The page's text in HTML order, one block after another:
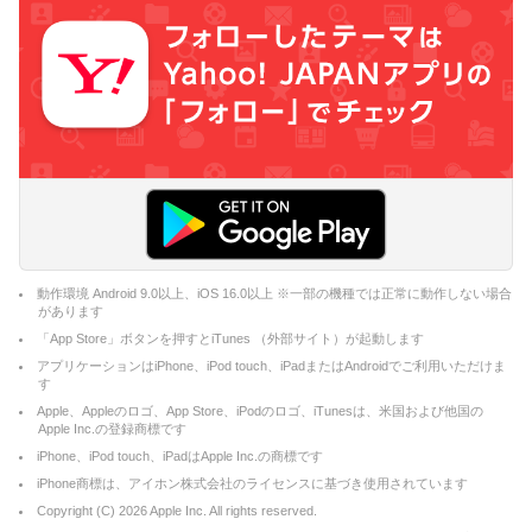
動作環境 Android 9.0以上、iOS 16.0以上 ※一部の機種では正常に動作しない場合
があります
「App Store」ボタンを押すとiTunes （外部サイト）が起動します
アプリケーションはiPhone、iPod touch、iPadまたはAndroidでご利用いただけま
す
Apple、Appleのロゴ、App Store、iPodのロゴ、iTunesは、米国および他国の
Apple Inc.の登録商標です
iPhone、iPod touch、iPadはApple Inc.の商標です
iPhone商標は、アイホン株式会社のライセンスに基づき使用されています
Copyright (C) 2026Apple Inc. All rights reserved.